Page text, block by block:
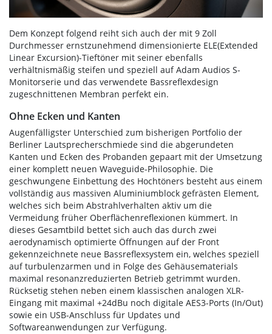
Dem Konzept folgend reiht sich auch der mit 9 Zoll
Durchmesser ernstzunehmend dimensionierte ELE(Extended
Linear Excursion)-Tieftöner mit seiner ebenfalls
verhältnismäßig steifen und speziell auf Adam Audios S-
Monitorserie und das verwendete Bassreflexdesign
zugeschnittenen Membran perfekt ein.
Ohne Ecken und Kanten
Augenfälligster Unterschied zum bisherigen Portfolio der
Berliner Lautsprecherschmiede sind die abgerundeten
Kanten und Ecken des Probanden gepaart mit der Umsetzung
einer komplett neuen Waveguide-Philosophie. Die
geschwungene Einbettung des Hochtöners besteht aus einem
vollständig aus massiven Aluminiumblock gefrästen Element,
welches sich beim Abstrahlverhalten aktiv um die
Vermeidung früher Oberflächenreflexionen kümmert. In
dieses Gesamtbild bettet sich auch das durch zwei
aerodynamisch optimierte Öffnungen auf der Front
gekennzeichnete neue Bassreflexsystem ein, welches speziell
auf turbulenzarmen und in Folge des Gehäusematerials
maximal resonanzreduzierten Betrieb getrimmt wurden.
Rücksetig stehen neben einem klassischen analogen XLR-
Eingang mit maximal +24dBu noch digitale AES3-Ports (In/Out)
sowie ein USB-Anschluss für Updates und
Softwareanwendungen zur Verfügung.